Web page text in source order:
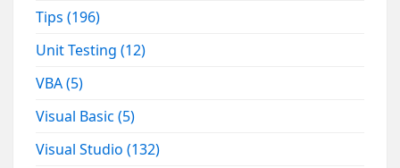
Tips(196)
Unit Testing(12)
VBA(5)
Visual Basic(5)
Visual Studio(132)